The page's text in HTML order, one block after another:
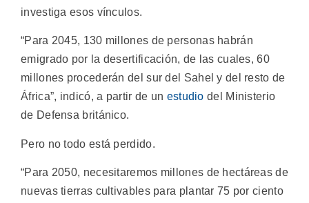
investiga esos vínculos.
“Para 2045, 130 millones de personas habrán
emigrado por la desertificación, de las cuales, 60
millones procederán del sur del Sahel y del resto de
África”, indicó, a partir de un estudio del Ministerio
de Defensa británico.
Pero no todo está perdido.
“Para 2050, necesitaremos millones de hectáreas de
nuevas tierras cultivables para plantar 75 por ciento